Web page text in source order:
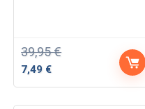
39,95€
Ursprünglicher
7,49 €Aktueller